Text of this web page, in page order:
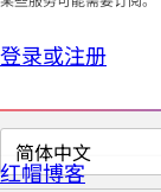
登录或注册
切
换
红帽博客